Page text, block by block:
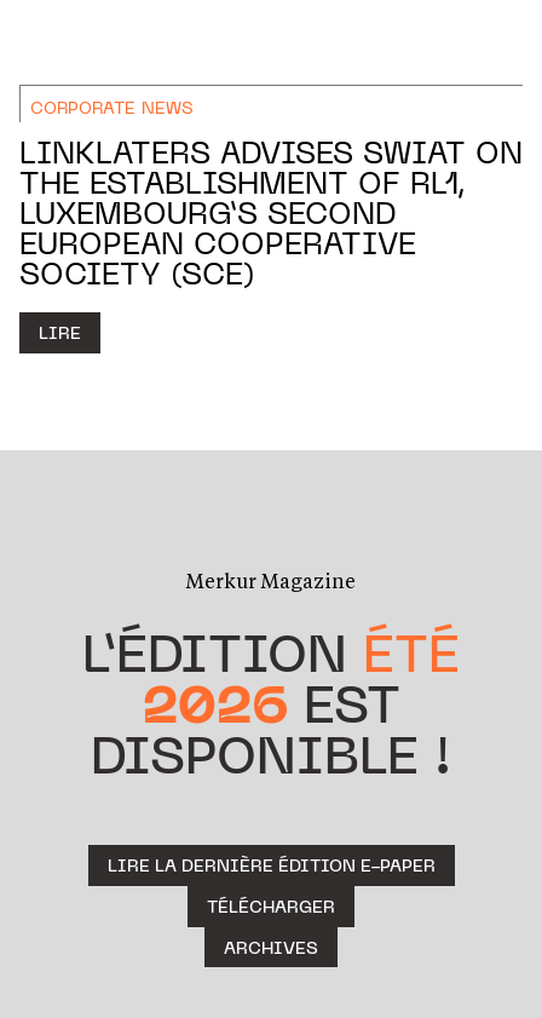
CORPORATE NEWS
LINKLATERS ADVISES SWIAT ON
THE ESTABLISHMENT OF RL1,
LUXEMBOURG’S SECOND
EUROPEAN COOPERATIVE
SOCIETY (SCE)
LIRE
Merkur Magazine
L’ÉDITION ÉTÉ
2026 EST
DISPONIBLE !
LIRE LA DERNIÈRE ÉDITION E-PAPER
TÉLÉCHARGER
ARCHIVES